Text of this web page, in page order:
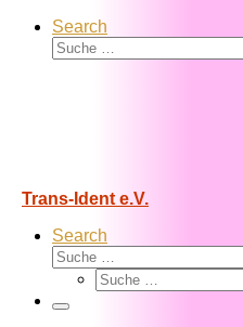
Search
Suche
Trans-Ident e.V.
Search
Suche
Suche
Menü